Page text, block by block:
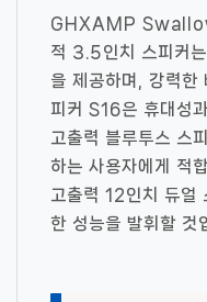
GHXAMP
적 3.5인치 스피커
을 제공하며, 강력
피커 S16은 휴대성
고출력 블루투스 스
하는 사용자에게 적
고출력 12인치 듀얼
한 성능을 발휘할 것